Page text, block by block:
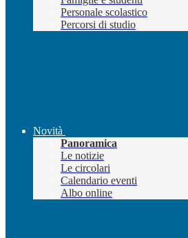
Personale scolastico
Percorsi di studio
Novità
Panoramica
Le notizie
Le circolari
Calendario eventi
Albo online